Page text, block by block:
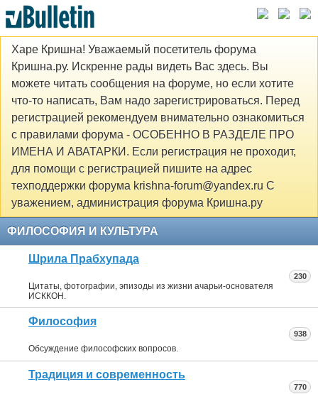
Харе Кришна! Уважаемый посетитель форума
Кришна.ру. Искренне рады видеть Вас здесь. Вы
можете читать сообщения на форуме, но если хотите
что-то написать, Вам надо зарегистрироваться. Перед
регистрацией рекомендуем внимательно ознакомиться
с правилами форума - ОСОБЕННО В РАЗДЕЛЕ ПРО
ИМЕНА И АВАТАРКИ. Если регистрация не проходит,
для помощи с регистрацией пишите на адрес
техподдержки форума krishna-forum@yandex.ru С
уважением, администрация форума Кришна.ру
ФИЛОСОФИЯ И КУЛЬТУРА
Шрила Прабхупада
Цитаты, фотографии, эпизоды из жизни ачарьи-основателя
ИСККОН.
230
Философия
Обсуждение философских вопросов.
938
Традиция и современность
770